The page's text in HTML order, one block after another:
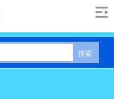
搜索